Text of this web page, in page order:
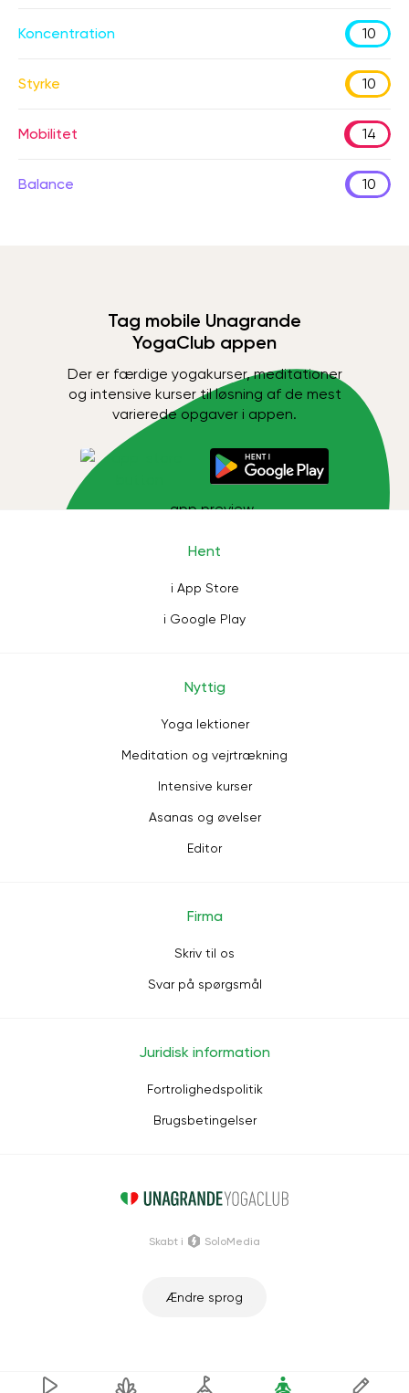
Koncentration 10
Styrke 10
Mobilitet 14
Balance 10
Tag mobile Unagrande
YogaClub appen
Der er færdige yogakurser, meditationer
og intensive kurser til løsning af de mest
varierede opgaver i appen.
Hent
i App Store
i Google Play
Nyttig
Yoga lektioner
Meditation og vejrtrækning
Intensive kurser
Asanas og øvelser
Editor
Firma
Skriv til os
Svar på spørgsmål
Juridisk information
Fortrolighedspolitik
Brugsbetingelser
Ændre sprog
Skabt i SoloMedia